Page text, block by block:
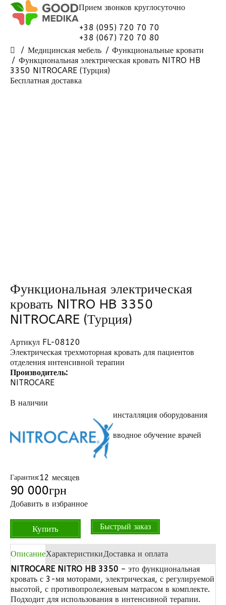
Прием звонков круглосуточно
+38 (095) 720 70 70
+38 (067) 720 70 80
Медицинская мебель
Функциональные кровати
Функциональная электрическая кровать NITRO HB
3350 NITROCARE (Турция)
Бесплатная доставка
Функциональная электрическая
кровать NITRO HB 3350
NITROCARE (Турция)
Артикул FL-08120
Электрическая трехмоторная кровать для пациентов
отделения интенсивной терапии
Производитель:
NITROCARE
В наличии
Гарантия:12 месяцев
инсталляция оборудования
вводное обучение врачей
90 000грн
Добавить в избранное
Купить Быстрый заказ
ОписаниеХарактеристикиДоставка и оплата
NITROCARE NITRO HB 3350 – это функциональная
кровать с 3-мя моторами, электрическая, с регулируемой
высотой, с противопролежневым матрасом в комплекте.
Подходит для использования в интенсивной терапии.